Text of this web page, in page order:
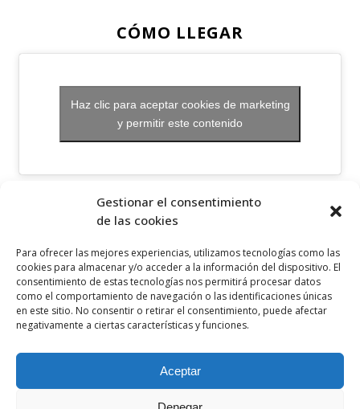
Gestionar el consentimiento
de las cookies
Para ofrecer las mejores experiencias, utilizamos tecnologías como las
cookies para almacenar y/o acceder a la información del dispositivo. El
consentimiento de estas tecnologías nos permitirá procesar datos
como el comportamiento de navegación o las identificaciones únicas
en este sitio. No consentir o retirar el consentimiento, puede afectar
negativamente a ciertas características y funciones.
Aceptar
CÓMO LLEGAR
Haz clic para aceptar cookies de marketing
y permitir este contenido
OTROS ENLACES
Política de cookies
Aviso legal
Canal ético
SÍGUENOS EN